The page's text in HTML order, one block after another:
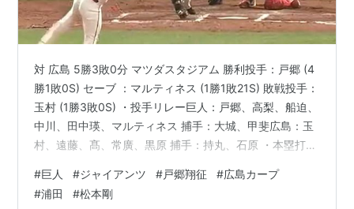
対 広島 5勝3敗0分 マツダスタジアム 勝利投手：戸郷 (4
勝1敗0S) セーブ ：マルティネス (1勝1敗21S) 敗戦投手：
玉村 (1勝3敗0S) ・投手リレー巨人：戸郷、高梨、船迫、
中川、田中瑛、マルティネス 捕手：大城、甲斐広島：玉
村、遠藤、髙、常廣、黒原 捕手：持丸、石原 ・本塁打巨
義、三浦大輔 実況：武隈光希～～～～～～～～～～～～
～～～～～～～～～～～～～～～～Giants Official
#巨人 #ジャイアンツ #戸郷翔征 #広島カープ
#浦田 #松本剛